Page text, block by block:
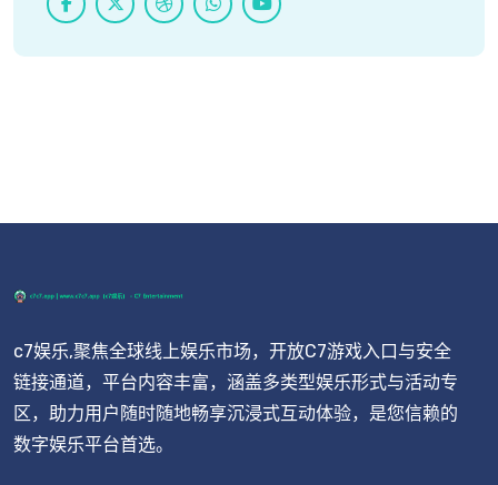
c7娱乐,聚焦全球线上娱乐市场，开放C7游戏入口与安全
链接通道，平台内容丰富，涵盖多类型娱乐形式与活动专
区，助力用户随时随地畅享沉浸式互动体验，是您信赖的
数字娱乐平台首选。